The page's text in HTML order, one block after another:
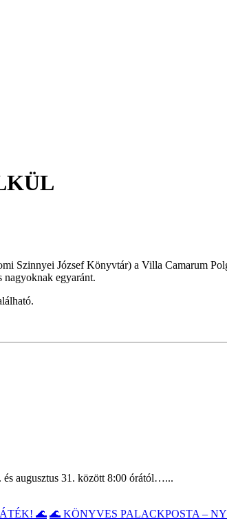
Szinnyei József Könyvtár) a Villa Camarum
egyaránt.
augusztus 31. között 8:00 órától…...
🌊 KÖNYVES PALACKPOSTA –